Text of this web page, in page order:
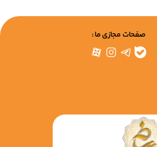
صفحات مجازی ما :